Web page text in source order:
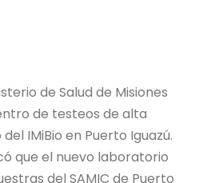
DE MISIONES
de Salud de Misiones
de testeos de alta
IMiBio en Puerto Iguazú.
que el nuevo laboratorio
del SAMIC de Puerto